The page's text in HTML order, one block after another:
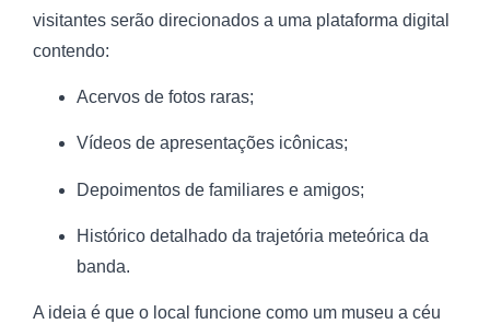
visitantes serão direcionados a uma plataforma digital
contendo:
Acervos de fotos raras;
Vídeos de apresentações icônicas;
Depoimentos de familiares e amigos;
Histórico detalhado da trajetória meteórica da
banda.
A ideia é que o local funcione como um museu a céu